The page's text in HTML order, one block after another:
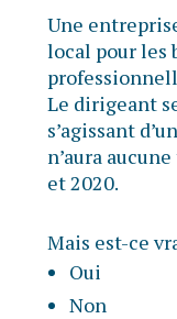
Une
local pour les
Le dirigeant
s’agissant
n’aura
et 2020.
Mais est-ce
Oui
Non